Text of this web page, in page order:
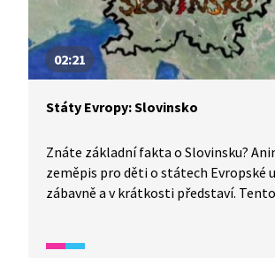
02:21
Státy Evropy: Slovinsko
Znáte základní fakta o Slovinsku?
zeměpis pro děti o státech Evropské
zábavně a v krátkosti představí.
architektem Josipem Plečnikem.